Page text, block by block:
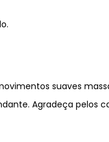
.
suaves
Agradeça pelos